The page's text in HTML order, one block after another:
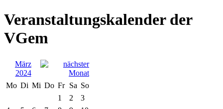
Veranstaltungskalender der
VGem
März
2024
Mo Di Mi Do Fr Sa So
1
2
3